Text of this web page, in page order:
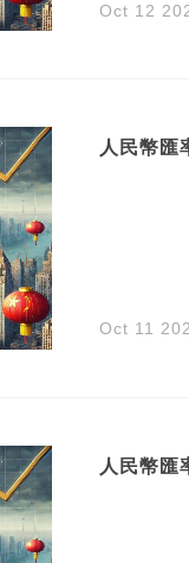
Oct 12
人民幣匯
Oct 11
人民幣匯